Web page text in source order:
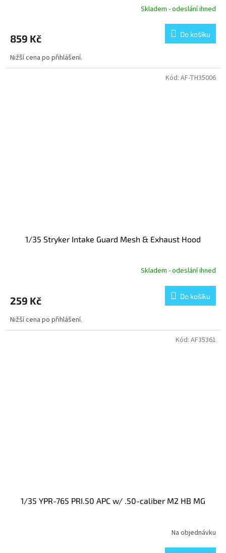
Skladem - odeslání ihned
859 Kč Do košíku
Nižší cena po přihlášení.
1/35 Stryker Intake Guard Mesh & Exhaust Hood
Skladem - odeslání ihned
259 Kč Do košíku
Nižší cena po přihlášení.
Kód: AF-TH35006
1/35 YPR-765 PRI.50 APC w/ .50-caliber M2 HB MG
Na objednávku
Kód: AF35361